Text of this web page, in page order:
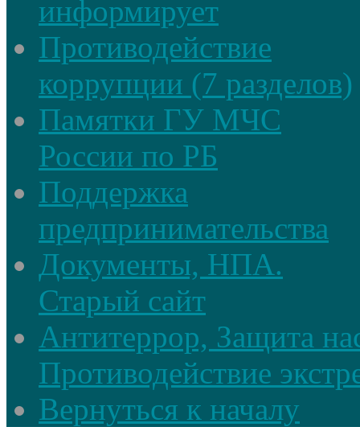
информирует
Противодействие
коррупции (7 разделов)
Памятки ГУ МЧС
России по РБ
Поддержка
предпринимательства
Документы, НПА.
Старый сайт
Антитеррор, Защита
Противодействие
Вернуться к началу